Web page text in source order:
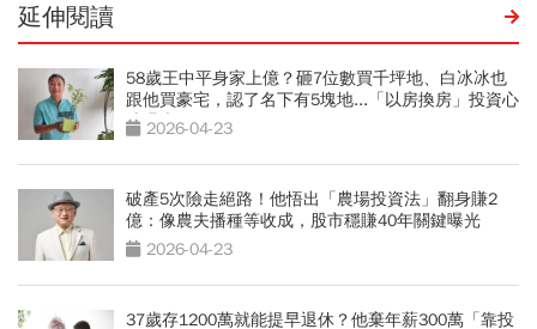
延伸閱讀
58歲王中平身家上億？砸7位數買千坪地、白冰冰也
跟他買豪宅，認了名下有5塊地...「以房換房」投資心
法曝光
2026-04-23
破產5次險走絕路！他悟出「農場投資法」翻身賺2
億：像農夫播種等收成，股市穩賺40年關鍵曝光
2026-04-23
37歲存1200萬就能提早退休？他棄年薪300萬「靠投